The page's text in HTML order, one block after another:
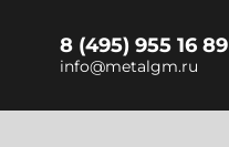
8 (495) 955 16 89
info@metalgm.ru